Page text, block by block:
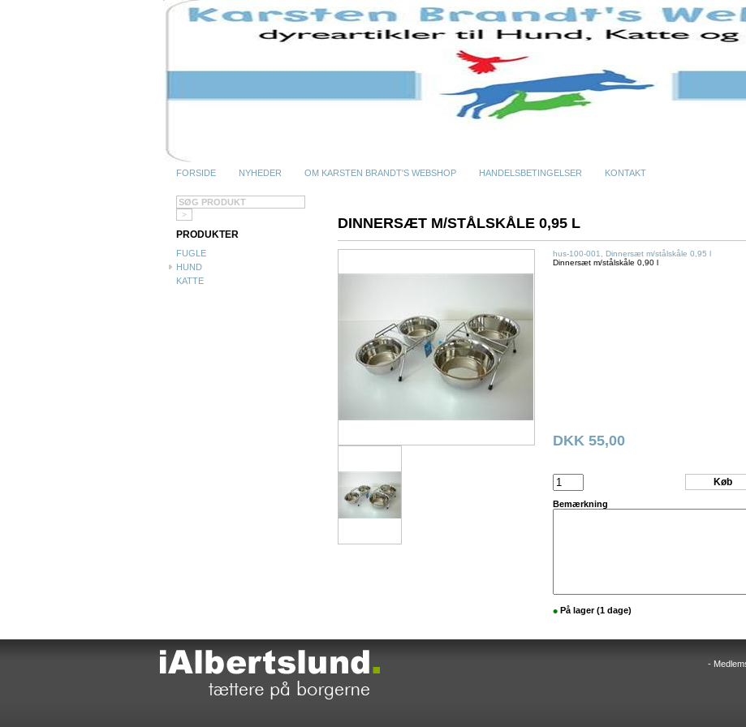
FORSIDE NYHEDER OM KARSTEN BRANDT'S WEBSHOP HANDELSBETINGELSER KONTAKT
PRODUKTER
FUGLE
HUND
KATTE
DINNERSÆT M/STÅLSKÅLE 0,95 L
hus-100-001, Dinnersæt m/stålskåle 0,95 l
Dinnersæt m/stålskåle 0,90 l
DKK 55,00
Bemærkning
• På lager (1 dage)
-